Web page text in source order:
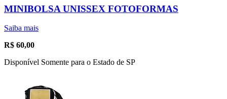
MINIBOLSA UNISSEX FOTOFORMAS
Saiba mais
R$ 60,00
Disponível Somente para o Estado de SP